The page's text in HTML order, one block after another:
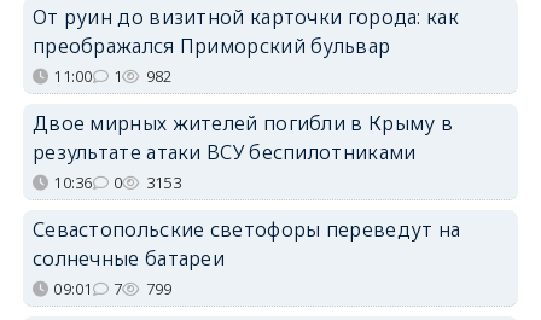
От руин до визитной карточки города: как
преображался Приморский бульвар
11:00 1 982
Двое мирных жителей погибли в Крыму в
результате атаки ВСУ беспилотниками
10:36 0 3153
Севастопольские светофоры переведут на
солнечные батареи
09:01 7 799